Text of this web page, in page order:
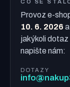
CO SE
Provoz e-
10. 6. 2026
jakýkoli dotaz
napište nám:
DOTAZY